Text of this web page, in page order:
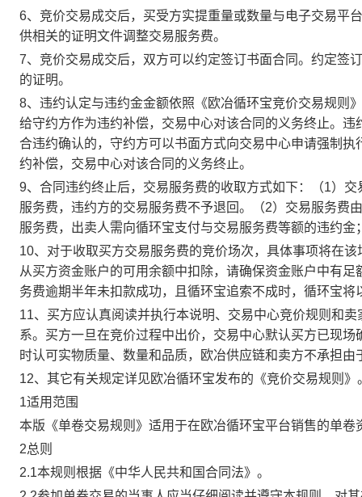
6、竞价交易成交后，买受方实提重量或数量与电子交易平
供相关的证明文件调整交易服务费。
7、竞价交易成交后，双方可以约定签订书面合同。约定签
的证明。
8、违约认定与违约金金额依照《欧冶循环宝竞价交易规则
给守约方作为违约补偿，交易中心对该合同的义务终止。
合违约确认的，守约方可以书面方式向交易中心申请强制
约补偿，交易中心对该合同的义务终止。
9、合同违约终止后，交易服务费的收取方式如下：（1）
服务费，违约方的交易服务费不予退回。（2）交易服务费
服务费，出卖人需向循环宝支付与交易服务费等额的违约
10、对于收取买方交易服务费的竞价场次，具体事项将在
从买方资金账户的可用余额中扣除，请确保资金账户中有
务费逾期半年未扣款成功，且循环宝追索不成时，循环宝将
11、买方应认真阅读并执行本说明、交易中心竞价规则和
系。买方一旦在竞价过程中出价，交易中心默认买方已现
时认可实物质量、数量和品质，欧冶供应链和卖方不承担由
12、其它有关规定详见欧冶循环宝发布的《竞价交易规则》
1适用范围
本版《单卷交易规则》适用于在欧冶循环宝平台销售的单卷
2总则
2.1本规则根据《中华人民共和国合同法》。